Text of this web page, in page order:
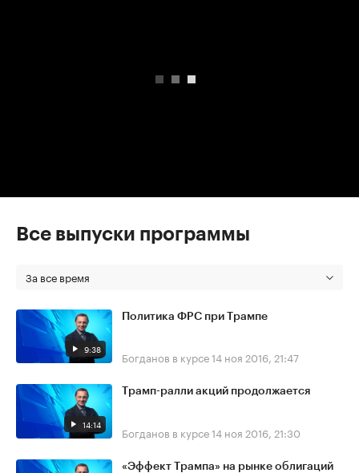
Все выпуски программы
За все время
9:38
Политика ФРС при Трампе
Богданов в курсе14 ноя 2016, 21:47
14:14
Трамп-ралли акций продолжается
Богданов в курсе14 ноя 2016, 21:30
«Эффект Трампа» на рынке облигаций